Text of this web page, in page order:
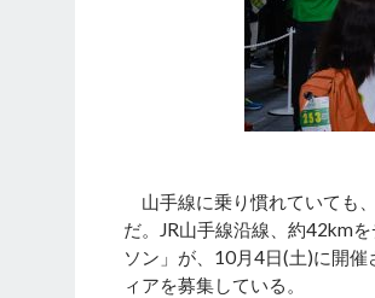
山手線に乗り慣れていても
だ。JR山手線沿線、約42km
ソン」が、10月4日(土)に開
ィアを募集している。